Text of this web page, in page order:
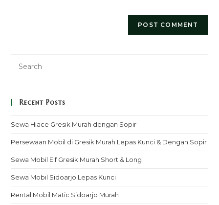
Recent Posts
Sewa Hiace Gresik Murah dengan Sopir
Persewaan Mobil di Gresik Murah Lepas Kunci & Dengan Sopir
Sewa Mobil Elf Gresik Murah Short & Long
Sewa Mobil Sidoarjo Lepas Kunci
Rental Mobil Matic Sidoarjo Murah